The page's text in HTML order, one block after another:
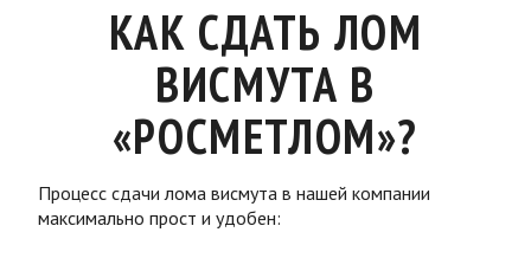
КАК СДАТЬ ЛОМ
ВИСМУТА В
«РОСМЕТЛОМ»?
Процесс сдачи лома висмута в нашей компании
максимально прост и удобен: